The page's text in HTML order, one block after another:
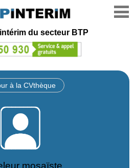
du secteur BTP
à la CVthèque
mosaïste